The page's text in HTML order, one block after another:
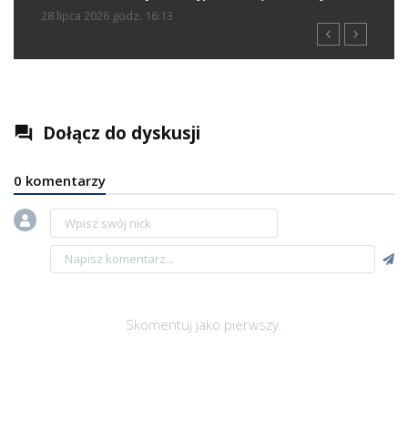
navigate_before
28 lipca 2026 godz. 16:13
navigate_next
question_answer Dołącz do dyskusji
0 komentarzy
Skomentuj jako pierwszy.